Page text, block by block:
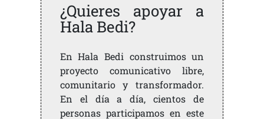
¿Quieres apoyar a
Hala Bedi?
En Hala Bedi construimos un
proyecto comunicativo libre,
comunitario y transformador.
En el día a día, cientos de
personas participamos en este